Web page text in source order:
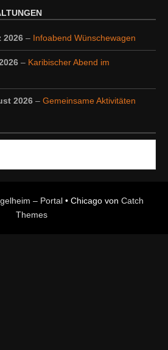
2026 – Infoabend Wünschewagen
– Karibischer Abend im
2026 – Gemeinsame Aktivitäten
– Portal• Chicago von Catch
Themes